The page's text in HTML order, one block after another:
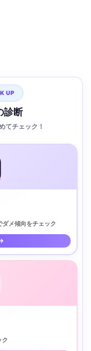
UP
診断
てチェック！
ダメ傾向をチェック
ク